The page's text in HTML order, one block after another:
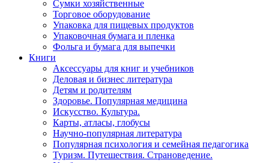
Сумки хозяйственные
Торговое оборудование
Упаковка для пищевых продуктов
Упаковочная бумага и пленка
Фольга и бумага для выпечки
Книги
Аксессуары для книг и учебников
Деловая и бизнес литература
Детям и родителям
Здоровье. Популярная медицина
Искусство. Культура.
Карты, атласы, глобусы
Научно-популярная литература
Популярная психология и семейная педагогика
Туризм. Путешествия. Страноведение.